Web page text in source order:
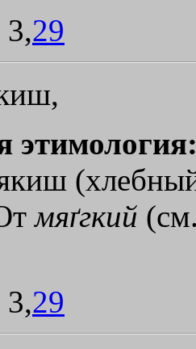
3,29
мяґгкий
3,29